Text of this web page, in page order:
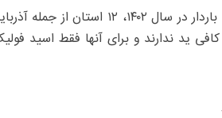
عزیزی ادامه داد: در بررسی های انجام شده در
کافی ید ندارند و برای آنها فقط اسید